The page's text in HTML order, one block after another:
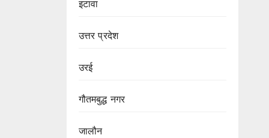
इटावा
उत्तर प्रदेश
उरई
गौतमबुद्ध नगर
जालौन